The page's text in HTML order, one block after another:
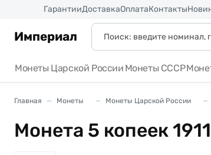
ГарантииДоставкаОплатаКонтакты
Империал
Монеты Царской России Монеты СССР
Главная Монеты Монеты Царской России
Монета 5 копеек